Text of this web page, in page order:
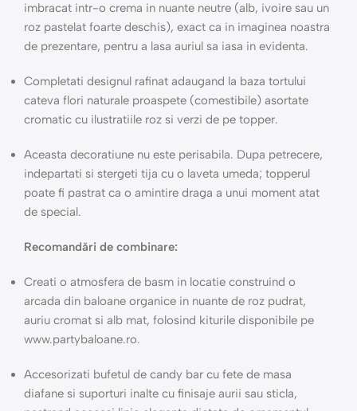
imbracat intr-o crema in nuante neutre (alb, ivoire sau un
roz pastelat foarte deschis), exact ca in imaginea noastra
de prezentare, pentru a lasa auriul sa iasa in evidenta.
Completati designul rafinat adaugand la baza tortului
cateva flori naturale proaspete (comestibile) asortate
cromatic cu ilustratiile roz si verzi de pe topper.
Aceasta decoratiune nu este perisabila. Dupa petrecere,
indepartati si stergeti tija cu o laveta umeda; topperul
poate fi pastrat ca o amintire draga a unui moment atat
de special.
Recomandări de combinare:
Creati o atmosfera de basm in locatie construind o
arcada din baloane organice in nuante de roz pudrat,
auriu cromat si alb mat, folosind kiturile disponibile pe
www.partybaloane.ro.
Accesorizati bufetul de candy bar cu fete de masa
diafane si suporturi inalte cu finisaje aurii sau sticla,